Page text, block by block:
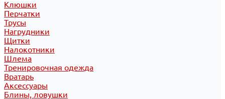
Клюшки
Перчатки
Трусы
Нагрудники
Щитки
Налокотники
Шлема
Тренировочная одежда
Вратарь
Аксессуары
Блины, ловушки